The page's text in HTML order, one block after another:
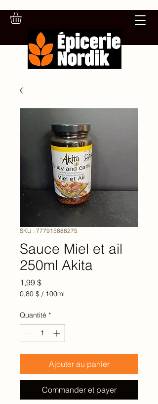
SKU : 777915888275
Sauce Miel et ail
250ml Akita
1,99 $Prix
0,80 $ / 100ml
pour
100
Millilitres
Quantité *
Ajouter au panier
Commander et payer